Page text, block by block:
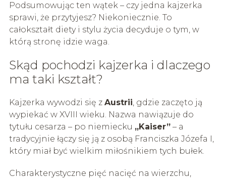
Podsumowując ten wątek – czy jedna kajzerka
sprawi, że przytyjesz? Niekoniecznie. To
całokształt diety i stylu życia decyduje o tym, w
którą stronę idzie waga.
Skąd pochodzi kajzerka i dlaczego
ma taki kształt?
Kajzerka wywodzi się z Austrii, gdzie zaczęto ją
wypiekać w XVIII wieku. Nazwa nawiązuje do
tytułu cesarza – po niemiecku „Kaiser”– a
tradycyjnie łączy się ją z osobą Franciszka Józefa I,
który miał być wielkim miłośnikiem tych bułek.
Charakterystyczne pięć nacięć na wierzchu,